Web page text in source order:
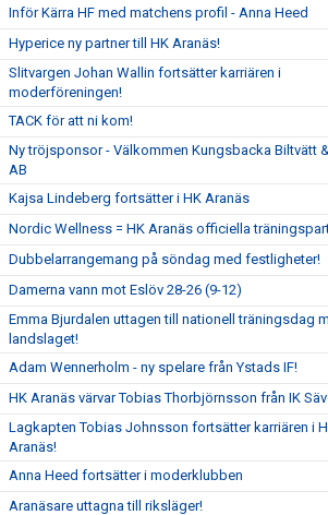
Inför Kärra HF med matchens profil - Anna Heed
Hyperice ny partner till HK Aranäs!
Slitvargen Johan Wallin fortsätter karriären i
moderföreningen!
TACK för att ni kom!
Ny tröjsponsor - Välkommen Kungsbacka Biltvätt
AB
Kajsa Lindeberg fortsätter i HK Aranäs
Nordic Wellness = HK Aranäs officiella
Dubbelarrangemang på söndag med festligheter!
Damerna vann mot Eslöv 28-26 (9-12)
Emma Bjurdalen uttagen till nationell träningsdag
landslaget!
Adam Wennerholm - ny spelare från Ystads IF!
HK Aranäs värvar Tobias Thorbjörnsson från IK
Lagkapten Tobias Johnsson fortsätter karriären i
Aranäs!
Anna Heed fortsätter i moderklubben
Aranäsare uttagna till riksläger!